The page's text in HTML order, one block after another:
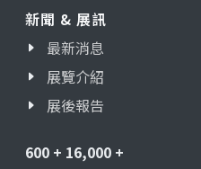
新聞 & 展訊
最新消息
展覽介紹
展後報告
600 + 16,000 +